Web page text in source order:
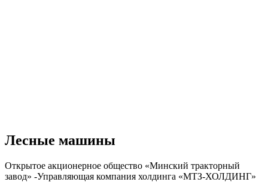
Лесные машины
Открытое акционерное общество «Минский тракторный
завод» -Управляющая компания холдинга «МТЗ-ХОЛДИНГ»